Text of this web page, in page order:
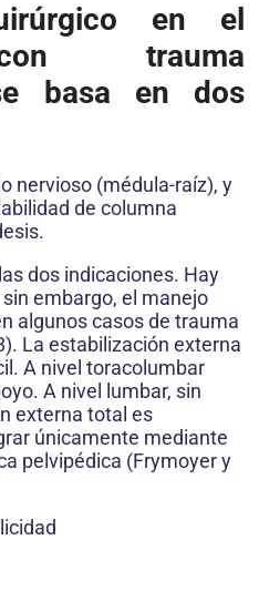
en el
trauma
basa en dos
nervioso (médula-raíz), y
de columna
dos indicaciones. Hay
embargo, el manejo
algunos casos de trauma
La estabilización externa
A nivel toracolumbar
A nivel lumbar, sin
externa total es
únicamente mediante
pelvipédica (Frymoyer y